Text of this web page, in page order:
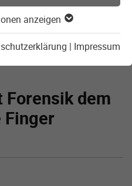
anzeigen
| Impressum
dem
Finger